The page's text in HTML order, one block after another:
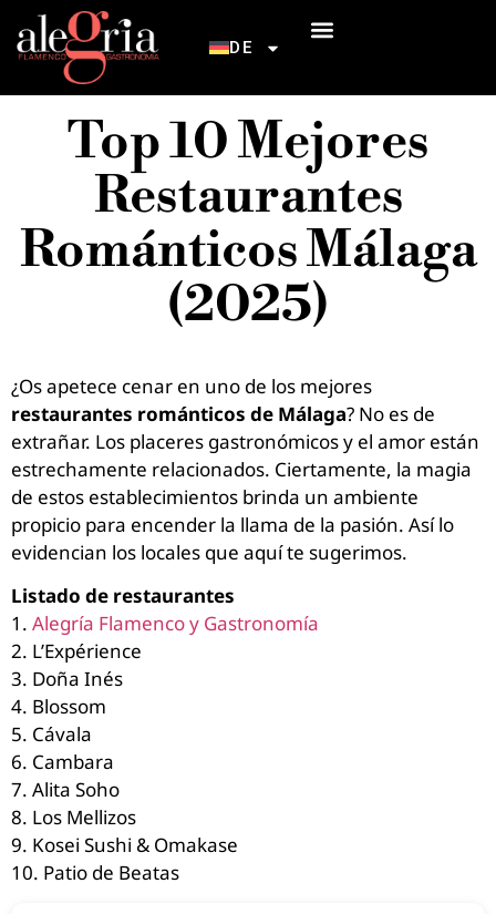
DE
Top 10 Mejores
Restaurantes
Románticos Málaga
(2025)
¿Os apetece cenar en uno de los mejores
restaurantes románticos de Málaga? No es de
extrañar. Los placeres gastronómicos y el amor están
estrechamente relacionados. Ciertamente, la magia
de estos establecimientos brinda un ambiente
propicio para encender la llama de la pasión. Así lo
evidencian los locales que aquí te sugerimos.
Listado de restaurantes
1. Alegría Flamenco y Gastronomía
2. L’Expérience
3. Doña Inés
4. Blossom
5. Cávala
6. Cambara
7. Alita Soho
8. Los Mellizos
9. Kosei Sushi & Omakase
10. Patio de Beatas